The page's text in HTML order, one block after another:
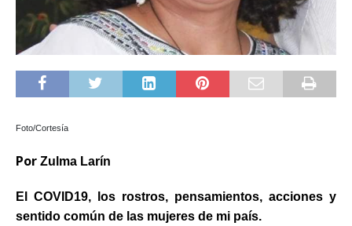
Foto/Cortesía
Por Zulma Larín
El COVID19, los rostros, pensamientos, acciones y
sentido común de las mujeres de mi país.